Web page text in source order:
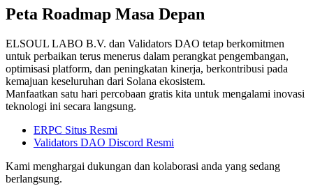
Peta Roadmap Masa Depan
ELSOUL LABO B.V. dan Validators DAO tetap berkomitmen
untuk perbaikan terus menerus dalam perangkat pengembangan,
optimisasi platform, dan peningkatan kinerja, berkontribusi pada
kemajuan keseluruhan dari Solana ekosistem.
Manfaatkan satu hari percobaan gratis kita untuk mengalami inovasi
teknologi ini secara langsung.
ERPC Situs Resmi
Validators DAO Discord Resmi
Kami menghargai dukungan dan kolaborasi anda yang sedang
berlangsung.